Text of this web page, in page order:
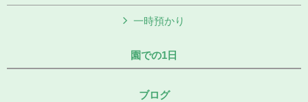
一時預かり
園での1日
ブログ